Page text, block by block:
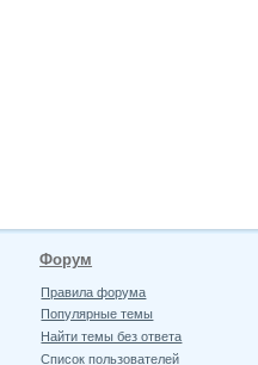
Форум
Правила форума
Популярные темы
Найти темы без ответа
Список пользователей